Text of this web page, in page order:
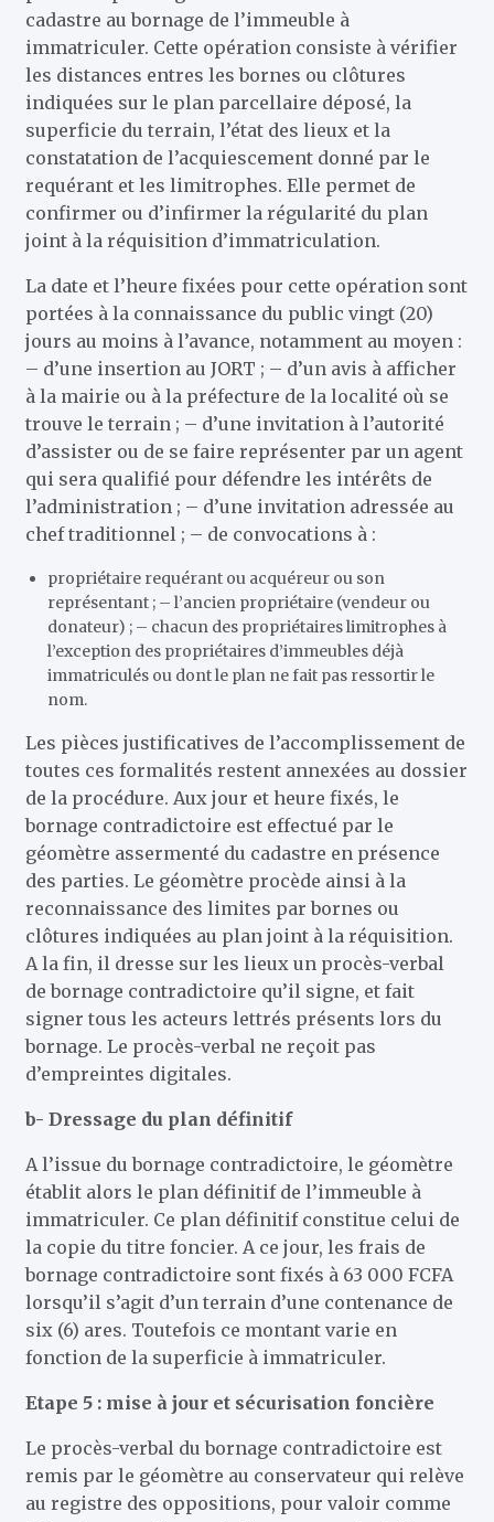
cadastre au bornage de l’immeuble à
immatriculer. Cette opération consiste à vérifier
les distances entres les bornes ou clôtures
indiquées sur le plan parcellaire déposé, la
superficie du terrain, l’état des lieux et la
constatation de l’acquiescement donné par le
requérant et les limitrophes. Elle permet de
confirmer ou d’infirmer la régularité du plan
joint à la réquisition d’immatriculation.
La date et l’heure fixées pour cette opération sont
portées à la connaissance du public vingt (20)
jours au moins à l’avance, notamment au moyen :
– d’une insertion au JORT ; – d’un avis à afficher
à la mairie ou à la préfecture de la localité où se
trouve le terrain ; – d’une invitation à l’autorité
d’assister ou de se faire représenter par un agent
qui sera qualifié pour défendre les intérêts de
l’administration ; – d’une invitation adressée au
chef traditionnel ; – de convocations à :
propriétaire requérant ou acquéreur ou son
représentant ; – l’ancien propriétaire (vendeur ou
donateur) ; – chacun des propriétaires limitrophes à
l’exception des propriétaires d’immeubles déjà
immatriculés ou dont le plan ne fait pas ressortir le
nom.
Les pièces justificatives de l’accomplissement de
toutes ces formalités restent annexées au dossier
de la procédure. Aux jour et heure fixés, le
bornage contradictoire est effectué par le
géomètre assermenté du cadastre en présence
des parties. Le géomètre procède ainsi à la
reconnaissance des limites par bornes ou
clôtures indiquées au plan joint à la réquisition.
A la fin, il dresse sur les lieux un procès-verbal
de bornage contradictoire qu’il signe, et fait
signer tous les acteurs lettrés présents lors du
bornage. Le procès-verbal ne reçoit pas
d’empreintes digitales.
b- Dressage du plan définitif
A l’issue du bornage contradictoire, le géomètre
établit alors le plan définitif de l’immeuble à
immatriculer. Ce plan définitif constitue celui de
la copie du titre foncier. A ce jour, les frais de
bornage contradictoire sont fixés à 63 000 FCFA
lorsqu’il s’agit d’un terrain d’une contenance de
six (6) ares. Toutefois ce montant varie en
fonction de la superficie à immatriculer.
Etape 5 : mise à jour et sécurisation foncière
Le procès-verbal du bornage contradictoire est
remis par le géomètre au conservateur qui relève
au registre des oppositions, pour valoir comme